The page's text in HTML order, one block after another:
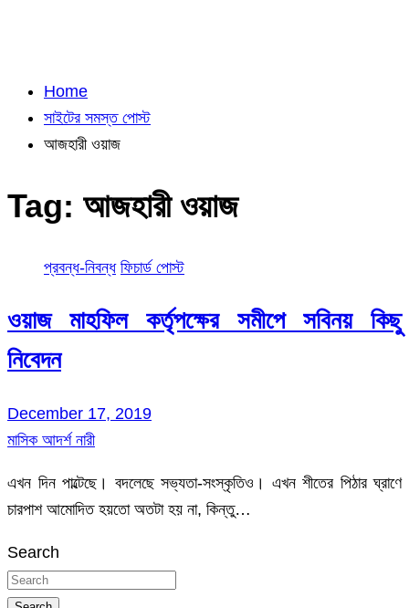
Home
সাইটের সমস্ত পোস্ট
আজহারী ওয়াজ
Tag: আজহারী ওয়াজ
প্রবন্ধ-নিবন্ধ ফিচার্ড পোস্ট
ওয়াজ মাহফিল কর্তৃপক্ষের সমীপে সবিনয় কিছু
নিবেদন
December 17, 2019
মাসিক আদর্শ নারী
এখন দিন পাল্টেছে। বদলেছে সভ্যতা-সংস্কৃতিও। এখন শীতের পিঠার ঘ্রাণে
চারপাশ আমোদিত হয়তো অতটা হয় না, কিন্তু…
Search